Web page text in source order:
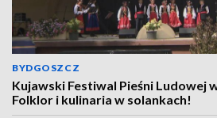
BYDGOSZCZ
Kujawski Festiwal Pieśni Ludowej
Folklor i kulinaria w solankach!